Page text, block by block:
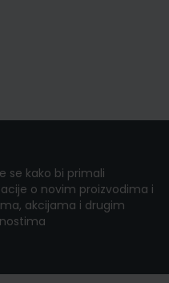
se kako bi primali
o novim proizvodima i
akcijama i drugim